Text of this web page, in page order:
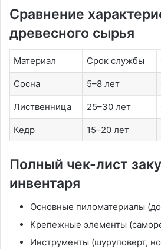
Сравнение
древесного сырья
Материал Срок службы
Сосна 5–8 лет
Лиственница 25–30 лет
Кедр 15–20 лет
Полный чек-лист
инвентаря
Основные пиломатериалы
Крепежные элементы
Инструменты (шуруповерт,